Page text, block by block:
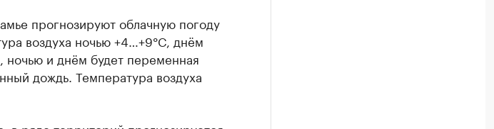
прогнозируют облачную погоду
воздуха ночью +4…+9°C, днём
ночью и днём будет переменная
дождь. Температура воздуха